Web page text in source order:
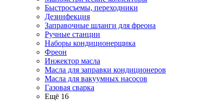
Быстросъемы, переходники
Дезинфекция
Заправочные шланги для фреона
Ручные станции
Наборы кондиционерщика
Фреон
Инжектор масла
Масла для заправки кондиционеров
Масла для вакуумных насосов
Газовая сварка
Ещё 16